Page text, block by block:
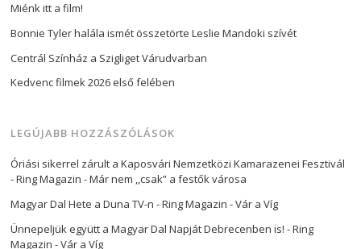
Miénk itt a film!
Bonnie Tyler halála ismét összetörte Leslie Mandoki szívét
Centrál Színház a Szigliget Várudvarban
Kedvenc filmek 2026 első felében
LEGÚJABB HOZZÁSZÓLÁSOK
Óriási sikerrel zárult a Kaposvári Nemzetközi Kamarazenei Fesztivál
- Ring Magazin -Már nem ,,csak” a festők városa
Magyar Dal Hete a Duna TV-n - Ring Magazin -Vár a Víg
Ünnepeljük együtt a Magyar Dal Napját Debrecenben is! - Ring
Magazin -Vár a Víg